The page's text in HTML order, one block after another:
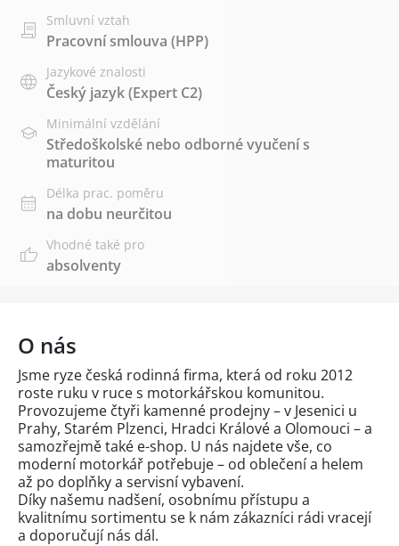
Smluvní vztah
Pracovní smlouva (HPP)
Jazykové znalosti
Český jazyk(Expert C2)
Minimální vzdělání
Středoškolské nebo odborné vyučení s
maturitou
Délka prac. poměru
na dobu neurčitou
Vhodné také pro
absolventy
O nás
Jsme ryze česká rodinná firma, která od roku 2012
roste ruku v ruce s motorkářskou komunitou.
Provozujeme čtyři kamenné prodejny – v Jesenici u
Prahy, Starém Plzenci, Hradci Králové a Olomouci – a
samozřejmě také e-shop. U nás najdete vše, co
moderní motorkář potřebuje – od oblečení a helem
až po doplňky a servisní vybavení.
Díky našemu nadšení, osobnímu přístupu a
kvalitnímu sortimentu se k nám zákazníci rádi vracejí
a doporučují nás dál.